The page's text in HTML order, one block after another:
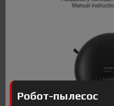
Робот-пылесос